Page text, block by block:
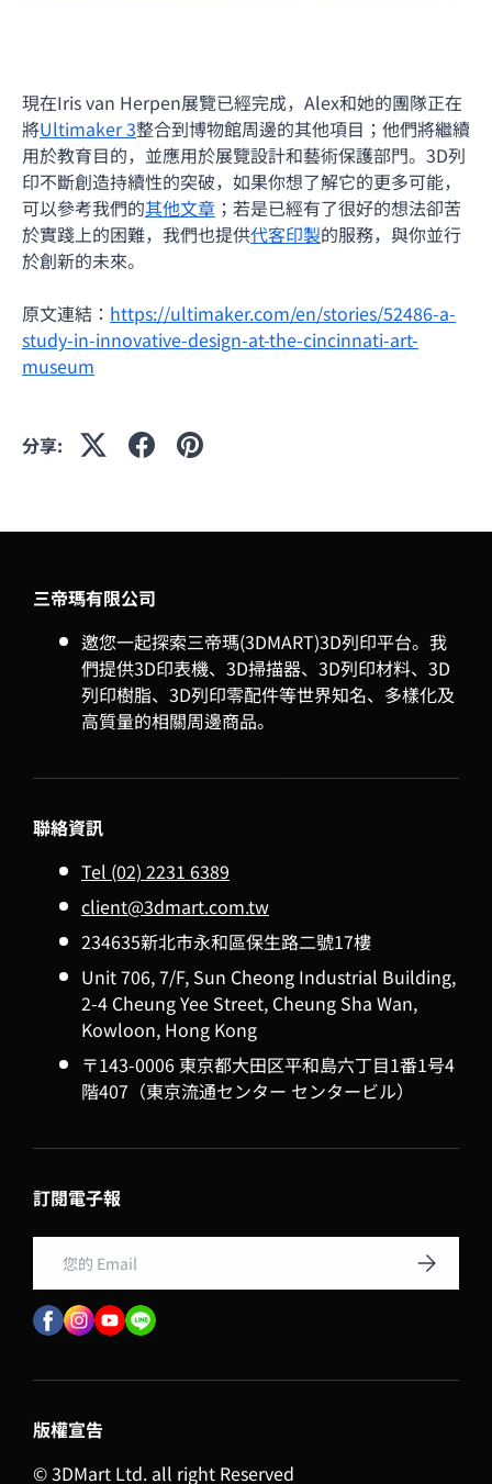
現在Iris van Herpen展覽已經完成，Alex和她的團隊正在
將Ultimaker 3整合到博物館周邊的其他項目；他們將繼續
用於教育目的，並應用於展覽設計和藝術保護部門。3D列
印不斷創造持續性的突破，如果你想了解它的更多可能，
可以參考我們的其他文章 ；若是已經有了很好的想法卻苦
於實踐上的困難，我們也提供代客印製的服務，與你並行
於創新的未來。
原文連結： https://ultimaker.com/en/stories/52486-a-
study-in-innovative-design-at-the-cincinnati-art-
museum
分享:
三帝瑪有限公司
邀您一起探索三帝瑪(3DMART)3D列印平台。我
們提供3D印表機、3D掃描器、3D列印材料、3D
列印樹脂、3D列印零配件等世界知名、多樣化及
高質量的相關周邊商品。
聯絡資訊
Tel (02) 2231 6389
client@3dmart.com.tw
234635新北市永和區保生路二號17樓
Unit 706, 7/F, Sun Cheong Industrial Building,
2-4 Cheung Yee Street, Cheung Sha Wan,
Kowloon, Hong Kong
〒143-0006 東京都大田区平和島六丁目1番1号4
階407（東京流通センター センタービル）
訂閱電子報
訂閱
版權宣告
© 3DMart Ltd. all right Reserved